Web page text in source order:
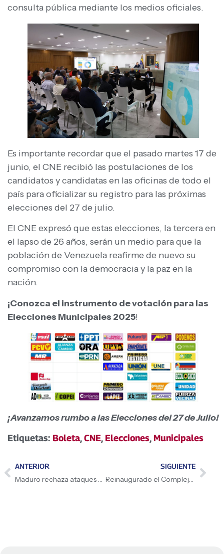
consulta pública mediante los medios oficiales.
Es importante recordar que el pasado martes 17 de
junio, el CNE recibió las postulaciones de los
candidatos y candidatas en las oficinas de todo el
país para oficializar su registro para las próximas
elecciones del 27 de julio.
El CNE expresó que estas elecciones, la tercera en
el lapso de 26 años, serán un medio para que la
población de Venezuela reafirme de nuevo su
compromiso con la democracia y la paz en la
nación.
¡Conozca el instrumento de votación para las
Elecciones Municipales 2025!
¡Avanzamos rumbo a las Elecciones del 27 de Julio!
Etiquetas: Boleta,CNE, Elecciones, Municipales
ANTERIOR
Maduro rechaza ataques de Israel y aboga por la Paz
SIGUIENTE
Reinaugurado el Complejo Cultural y Deportivo “Casa del Obrero” 1941